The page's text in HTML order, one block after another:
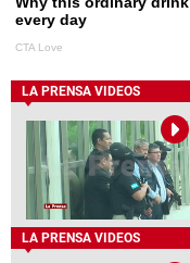
LA PRENSA VIDEOS
LA PRENSA VIDEOS